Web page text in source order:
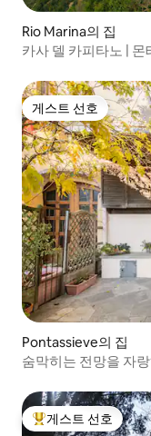
Rio Marina의 집
카사 델 카피타노 |
게스트 선호
게스트 선호
Pontassieve의 집
숨막히는 전망을 자
상위 게스트 선호
게스트 선호